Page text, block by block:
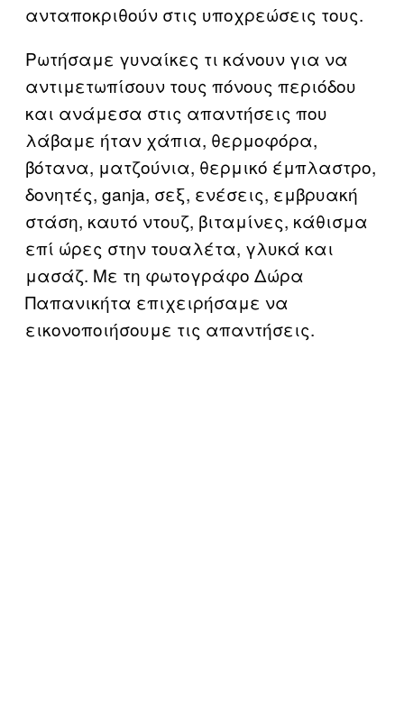
ανταποκριθούν στις υποχρεώσεις τους.
Ρωτήσαμε γυναίκες τι κάνουν για να
αντιμετωπίσουν τους πόνους περιόδου
και ανάμεσα στις απαντήσεις που
λάβαμε ήταν χάπια, θερμοφόρα,
βότανα, ματζούνια, θερμικό έμπλαστρο,
δονητές, ganja, σεξ, ενέσεις, εμβρυακή
στάση, καυτό ντουζ, βιταμίνες, κάθισμα
επί ώρες στην τουαλέτα, γλυκά και
μασάζ. Με τη φωτογράφο Δώρα
Παπανικήτα επιχειρήσαμε να
εικονοποιήσουμε τις απαντήσεις.